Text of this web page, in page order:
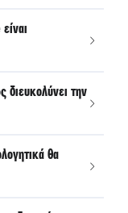
διευκολύνει την
θα